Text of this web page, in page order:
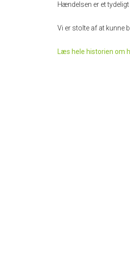
Hændelsen er et
Vi er stolte af at kunne
Læs hele historien om